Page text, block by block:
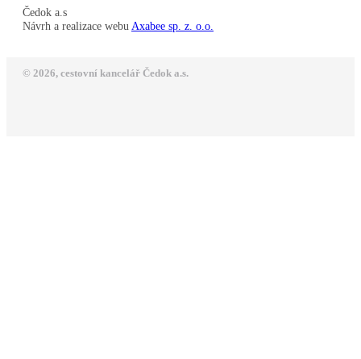
Čedok a.s
Návrh a realizace webu Axabee sp. z. o.o.
© 2026, cestovní kancelář Čedok a.s.